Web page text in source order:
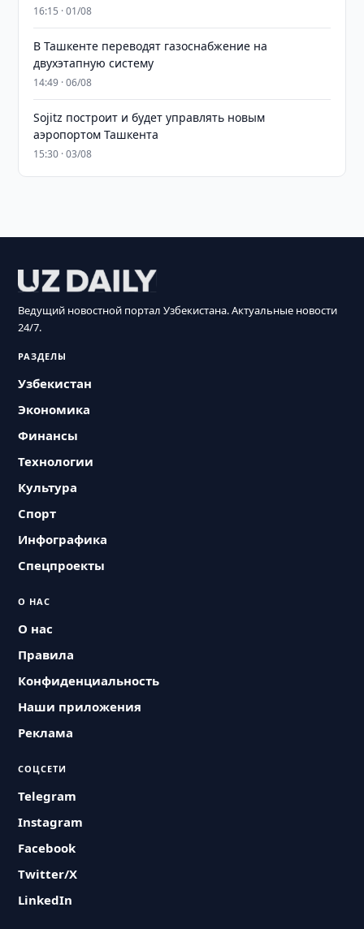
16:15 · 01/08
В Ташкенте переводят газоснабжение на
двухэтапную систему
14:49 · 06/08
Sojitz построит и будет управлять новым
аэропортом Ташкента
15:30 · 03/08
Ведущий новостной портал Узбекистана. Актуальные новости
24/7.
РАЗДЕЛЫ
Узбекистан
Экономика
Финансы
Технологии
Культура
Спорт
Инфографика
Спецпроекты
О НАС
О нас
Правила
Конфиденциальность
Наши приложения
Реклама
СОЦСЕТИ
Telegram
Instagram
Facebook
Twitter/X
LinkedIn